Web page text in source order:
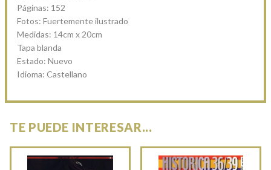
Páginas: 152
Fotos: Fuertemente ilustrado
Medidas: 14cm x 20cm
Tapa blanda
Estado: Nuevo
Idioma: Castellano
TE PUEDE INTERESAR...